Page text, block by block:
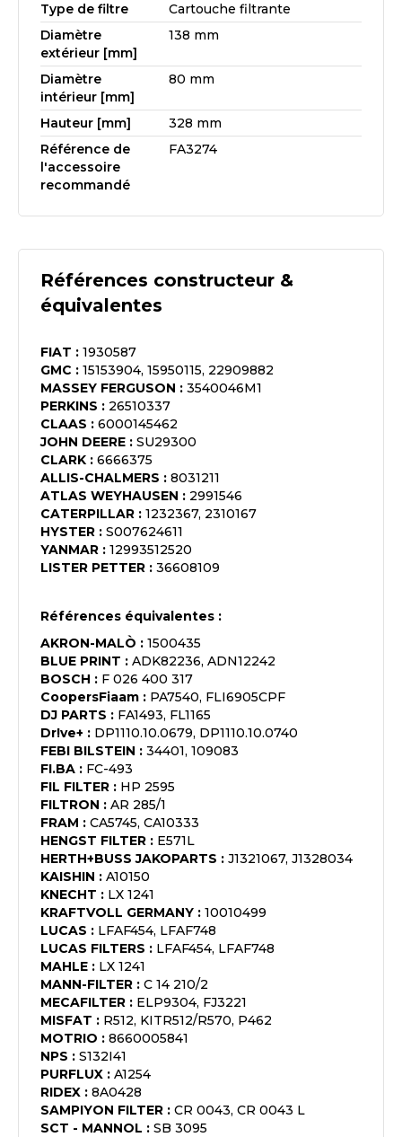
Type de filtre
Cartouche filtrante
Diamètre
extérieur [mm]
138 mm
Diamètre
intérieur [mm]
80 mm
Hauteur [mm]
328 mm
Référence de
l'accessoire
recommandé
FA3274
Références constructeur &
équivalentes
FIAT : 1930587
GMC : 15153904, 15950115, 22909882
MASSEY FERGUSON : 3540046M1
PERKINS : 26510337
CLAAS : 6000145462
JOHN DEERE : SU29300
CLARK : 6666375
ALLIS-CHALMERS : 8031211
ATLAS WEYHAUSEN : 2991546
CATERPILLAR : 1232367, 2310167
HYSTER : S007624611
YANMAR : 12993512520
LISTER PETTER : 36608109
Références équivalentes :
AKRON-MALÒ : 1500435
BLUE PRINT : ADK82236, ADN12242
BOSCH : F 026 400 317
CoopersFiaam : PA7540, FLI6905CPF
DJ PARTS : FA1493, FL1165
Dr!ve+ : DP1110.10.0679, DP1110.10.0740
FEBI BILSTEIN : 34401, 109083
FI.BA : FC-493
FIL FILTER : HP 2595
FILTRON : AR 285/1
FRAM : CA5745, CA10333
HENGST FILTER : E571L
HERTH+BUSS JAKOPARTS : J1321067, J1328034
KAISHIN : A10150
KNECHT : LX 1241
KRAFTVOLL GERMANY : 10010499
LUCAS : LFAF454, LFAF748
LUCAS FILTERS : LFAF454, LFAF748
MAHLE : LX 1241
MANN-FILTER : C 14 210/2
MECAFILTER : ELP9304, FJ3221
MISFAT : R512, KITR512/R570, P462
MOTRIO : 8660005841
NPS : S132I41
PURFLUX : A1254
RIDEX : 8A0428
SAMPIYON FILTER : CR 0043, CR 0043 L
SCT - MANNOL : SB 3095